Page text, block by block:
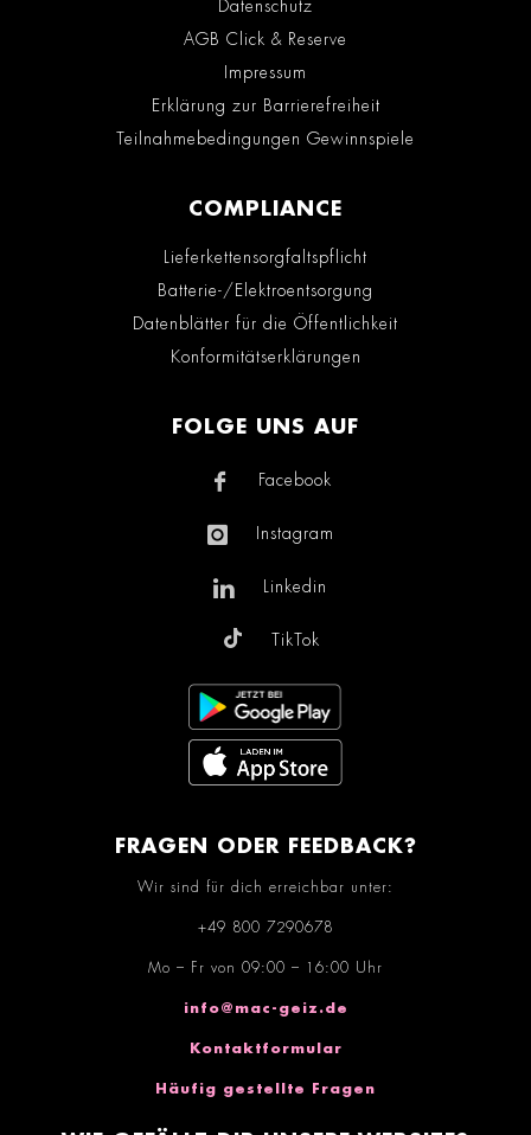
Datenschutz
AGB Click & Reserve
Impressum
Erklärung zur Barrierefreiheit
Teilnahmebedingungen Gewinnspiele
COMPLIANCE
Lieferkettensorgfaltspflicht
Batterie-/Elektroentsorgung
Datenblätter für die Öffentlichkeit
Konformitätserklärungen
FOLGE UNS AUF
Facebook
Instagram
Linkedin
TikTok
FRAGEN ODER FEEDBACK?
Wir sind für dich erreichbar unter:
+49 800 7290678
Mo – Fr von 09:00 – 16:00 Uhr
info@mac-geiz.de
Kontaktformular
Häufig gestellte Fragen